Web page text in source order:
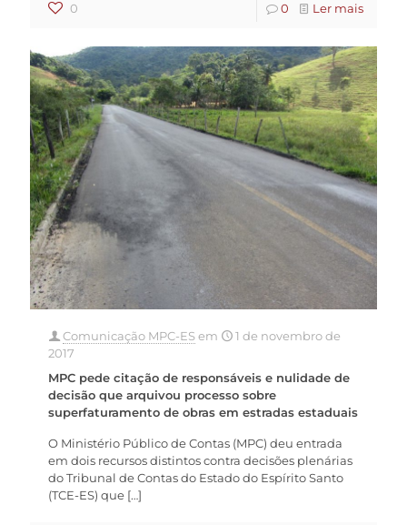
0 0 Ler mais
Comunicação MPC-ESem
1 de novembro de
2017
MPC pede citação de responsáveis e nulidade de
decisão que arquivou processo sobre
superfaturamento de obras em estradas estaduais
O Ministério Público de Contas (MPC) deu entrada
em dois recursos distintos contra decisões plenárias
do Tribunal de Contas do Estado do Espírito Santo
(TCE-ES) que […]